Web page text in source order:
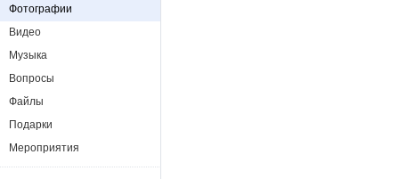
Фотографии
Видео
Музыка
Вопросы
Файлы
Подарки
Мероприятия